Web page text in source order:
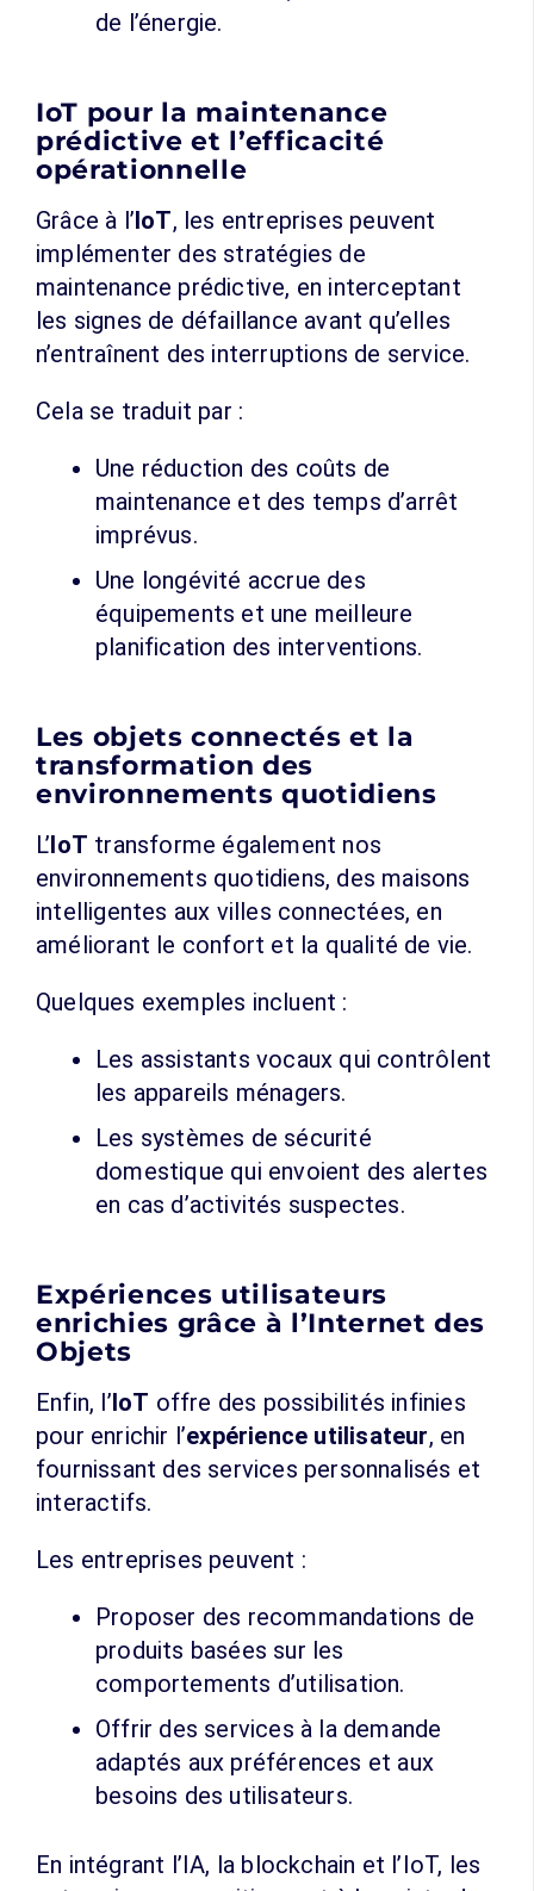
de l’énergie.
IoT pour la maintenance
prédictive et l’efficacité
opérationnelle
Grâce à l’IoT, les entreprises peuvent
implémenter des stratégies de
maintenance prédictive, en interceptant
les signes de défaillance avant qu’elles
n’entraînent des interruptions de service.
Cela se traduit par :
Une réduction des coûts de
maintenance et des temps d’arrêt
imprévus.
Une longévité accrue des
équipements et une meilleure
planification des interventions.
Les objets connectés et la
transformation des
environnements quotidiens
L’IoT transforme également nos
environnements quotidiens, des maisons
intelligentes aux villes connectées, en
améliorant le confort et la qualité de vie.
Quelques exemples incluent :
Les assistants vocaux qui contrôlent
les appareils ménagers.
Les systèmes de sécurité
domestique qui envoient des alertes
en cas d’activités suspectes.
Expériences utilisateurs
enrichies grâce à l’Internet des
Objets
Enfin, l’IoT offre des possibilités infinies
pour enrichir l’expérience utilisateur, en
fournissant des services personnalisés et
interactifs.
Les entreprises peuvent :
Proposer des recommandations de
produits basées sur les
comportements d’utilisation.
Offrir des services à la demande
adaptés aux préférences et aux
besoins des utilisateurs.
En intégrant l’IA, la blockchain et l’IoT, les